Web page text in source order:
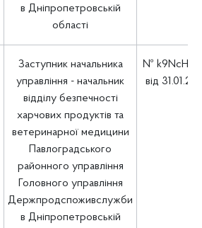
в Дніпропетровській
області
Заступник начальника
управління - начальник
відділу безпечності
харчових продуктів та
ветеринарної медицини
Павлоградського
районного управління
Головного управління
Держпродспоживслужби
в Дніпропетровській
№
від